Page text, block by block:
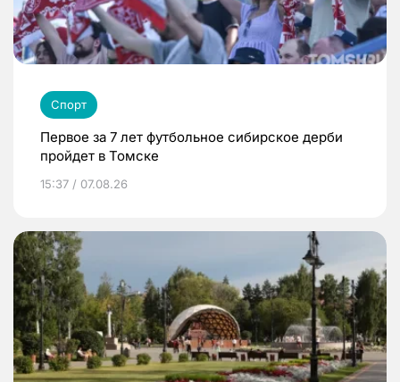
Спорт
Первое за 7 лет футбольное сибирское дерби
пройдет в Томске
15:37 / 07.08.26